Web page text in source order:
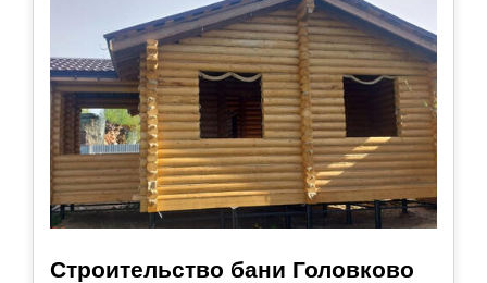
Строительство бани Головково